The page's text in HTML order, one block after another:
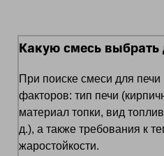
Какую смесь выбрать
При поиске смеси для печи
факторов: тип печи
материал топки, вид
д.), а также требования к
жаростойкости.